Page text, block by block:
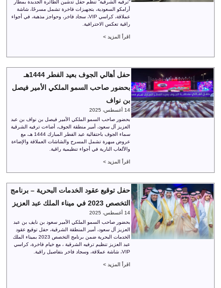
“ترفيه الشرقية” تنظم حفل تدشين الطائرة الجديدة بمطار
أرامكو السعودية، بتجهيزات فاخرة تشمل مسرحًا، شاشة
عملاقة، كراسي VIP، سجاد فاخر، وحواجز مذهبة، في أجواء
راقية تعكس الاحترافية.
اقرأ المزيد >
حفل أهالي الجوف بعيد الفطر 1444هـ
بحضور صاحب السمو الملكي الأمير فيصل
بن نواف
14 أغسطس، 2025
بحضور صاحب السمو الملكي الأمير فيصل بن نواف بن عبد
العزيز آل سعود، أمير منطقة الجوف، أضاءت ترفيه الشرقية
سماء الجوف باحتفالية عيد الفطر المبارك 1444 هـ، مع
عروض مبهرة تشمل المسرح والشاشات العملاقة والإضاءة
والألعاب النارية في أجواء تنظيمية راقية.
اقرأ المزيد >
حفل توقيع عقود الخدمات البحرية – برنامج
التخصص 2023 في ميناء الملك عبد العزيز
14 أغسطس، 2025
بحضور صاحب السمو الملكي الأمير سعود بن نايف بن عبد
العزيز آل سعود، أمير المنطقة الشرقية، حفل توقيع عقود
الخدمات البحرية ضمن برنامج التخصص 2023 بميناء الملك
عبد العزيز تنظيم ترفيه الشرقية ، مع خيام فاخرة، كراسي
VIP، شاشة عملاقة، وسجاد فاخر بتفاصيل راقية.
اقرأ المزيد >